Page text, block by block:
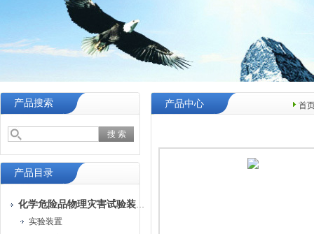
产品搜索
产品目录
化学危险品物理灾害试验装置
实验装置
首
产品中心